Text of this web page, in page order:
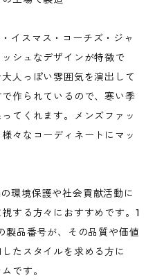
イスマス・コーチズ・ジャ
シュなデザインが特徴で
人っぽい雰囲気を演出して
作られているので、寒い季
てくれます。メンズファッ
々なコーディネートにマッ
環境保護や社会貢献活動に
する方々におすすめです。1
製品番号が、その品質や価値
たスタイルを求める方に
です。